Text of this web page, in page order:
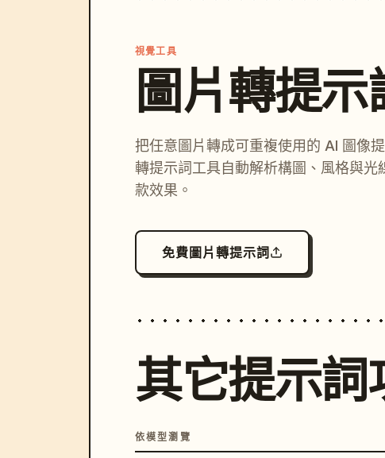
視覺工具
圖片轉提示
把任意圖片轉成可重複使用的 AI 圖像
轉提示詞工具自動解析構圖、風格與光
款效果。
免費圖片轉提示詞
其它提示詞
依模型瀏覽